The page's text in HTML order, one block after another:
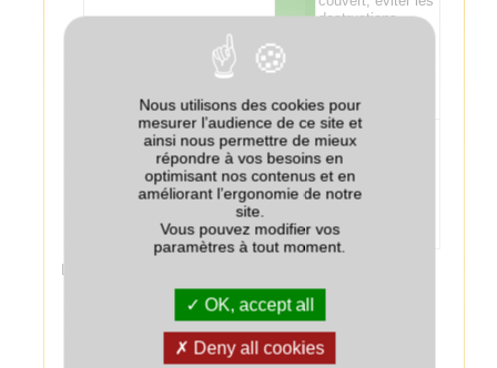
destructions
chanvre.
Colza associé au couvert --
Trèfle annuel
déconseillé en
association avec
le colza car non
gélif et pouvant
au printemps.
Légende :
Très bien adapté
Bien adapté
Nous utilisons des cookies pour
mesurer l’audience de ce site et
ainsi nous permettre de mieux
répondre à vos besoins en
optimisant nos contenus et en
améliorant l’ergonomie de notre
site.
Vous pouvez modifier vos
paramètres à tout moment.
OK, accept all
Deny all cookies